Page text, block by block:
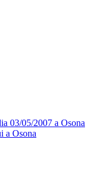
03/05/2007 a Osona
a Osona